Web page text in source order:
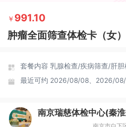
￥ 991.10
肿瘤全面筛查体检卡（女）
套餐内容 乳腺检查/疾病筛查/肝
最近可约 2026/08/08、2026/
南京瑞慈体检中心(秦